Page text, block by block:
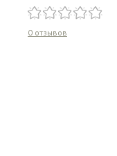
0 отзывов